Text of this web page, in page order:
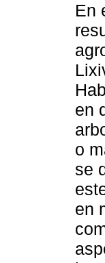
En
en
o
se
en